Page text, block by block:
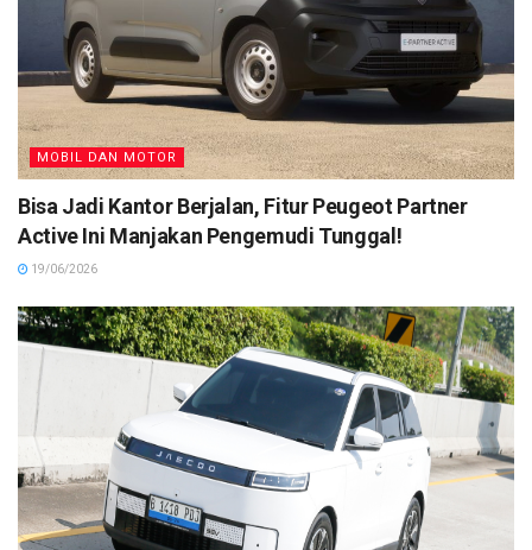
MOBIL DAN MOTOR
Bisa Jadi Kantor Berjalan, Fitur Peugeot Partner
Active Ini Manjakan Pengemudi Tunggal!
19/06/2026